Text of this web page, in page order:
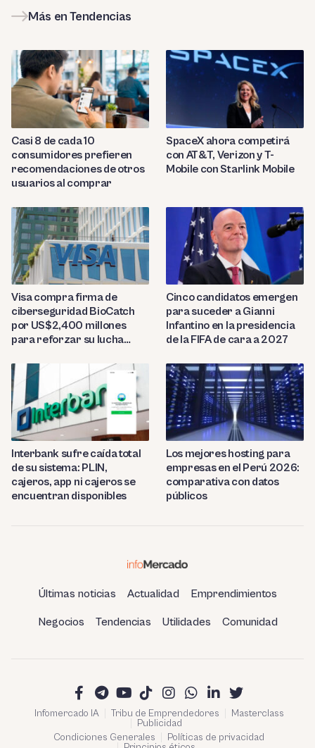
Más en Tendencias
Casi 8 de cada 10
consumidores prefieren
recomendaciones de otros
usuarios al comprar
SpaceX ahora competirá
con AT&T, Verizon y T-
Mobile con Starlink Mobile
Visa compra firma de
ciberseguridad BioCatch
por US$2,400 millones
para reforzar su lucha
Cinco candidatos emergen
para suceder a Gianni
Infantino en la presidencia
de la FIFA de cara a 2027
Interbank sufre caída total
de su sistema: PLIN,
cajeros, app ni cajeros se
encuentran disponibles
Los mejores hosting para
empresas en el Perú 2026:
comparativa con datos
públicos
Últimas noticias Actualidad Emprendimientos
Negocios Tendencias Utilidades Comunidad
Infomercado IA Tribu de Emprendedores
Masterclass
Publicidad
Condiciones Generales
Políticas de privacidad